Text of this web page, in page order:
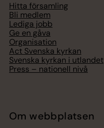
Hitta församling
Bli medlem
Lediga jobb
Ge en gåva
Organisation
Act Svenska kyrkan
Svenska kyrkan i utlandet
Press – nationell nivå
Om webbplatsen